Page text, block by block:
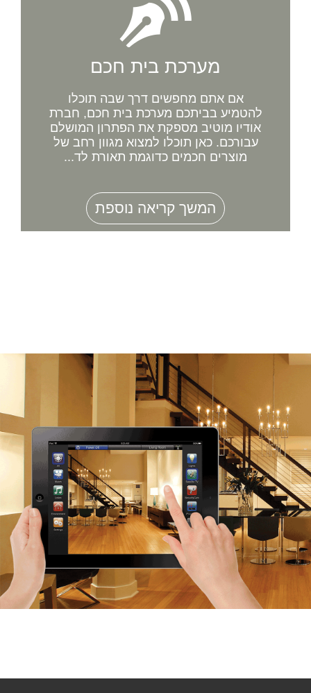
מערכת בית חכם
אם אתם מחפשים דרך שבה תוכלו
להטמיע בביתכם מערכת בית חכם, חברת
אודיו מוטיב מספקת את הפתרון המושלם
עבורכם. כאן תוכלו למצוא מגוון רחב של
מוצרים חכמים כדוגמת תאורת לד...
המשך קריאה נוספת